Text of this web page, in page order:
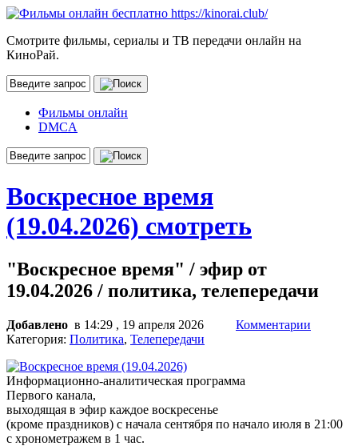
Смотрите фильмы, сериалы и ТВ передачи онлайн на
КиноРай.
Фильмы онлайн
DMCA
Воскресное время
(19.04.2026) смотреть
"Воскресное время" / эфир от
19.04.2026 / политика, телепередачи
Добавлено в 14:29 , 19 апреля 2026
Комментарии
Категория: Политика, Телепередачи
Информационно-аналитическая программа
Первого канала,
выходящая в эфир каждое воскресенье
(кроме праздников) с начала сентября по начало июля в 21:00
с хронометражем в 1 час.